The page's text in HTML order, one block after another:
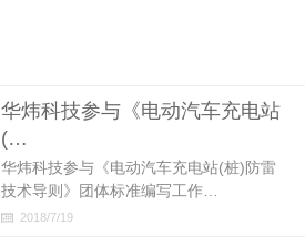
华炜科技参与《电动汽车充电站
(…
华炜科技参与《电动汽车充电站(桩)防雷
技术导则》团体标准编写工作…
2018/7/19